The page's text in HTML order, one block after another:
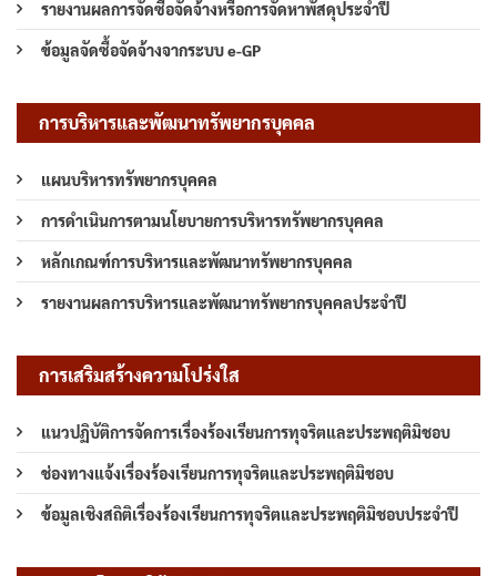
รายงานผลการจัดซื้อจัดจ้างหรือการจัดหาพัสดุประจำปี
ข้อมูลจัดซื้อจัดจ้างจากระบบ e-GP
การบริหารและพัฒนาทรัพยากรบุคคล
แผนบริหารทรัพยากรบุคคล
การดำเนินการตามนโยบายการบริหารทรัพยากรบุคคล
หลักเกณฑ์การบริหารและพัฒนาทรัพยากรบุคคล
รายงานผลการบริหารและพัฒนาทรัพยากรบุคคลประจำปี
การเสริมสร้างความโปร่งใส
แนวปฏิบัติการจัดการเรื่องร้องเรียนการทุจริตและประพฤติมิชอบ
ช่องทางแจ้งเรื่องร้องเรียนการทุจริตและประพฤติมิชอบ
ข้อมูลเชิงสถิติเรื่องร้องเรียนการทุจริตและประพฤติมิชอบประจำปี